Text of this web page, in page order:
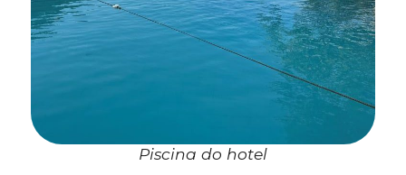
Piscina do hotel